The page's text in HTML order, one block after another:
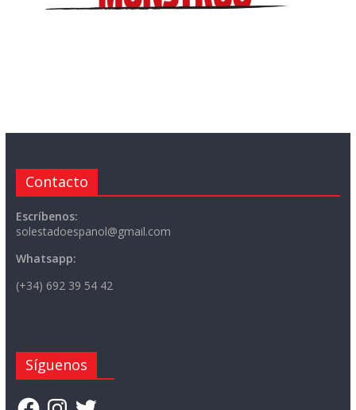
Contacto
Escríbenos:
solestadoespanol@gmail.com
Whatsapp:
(+34) 692 39 54 42
Síguenos
FacebookInstagram
Twitter